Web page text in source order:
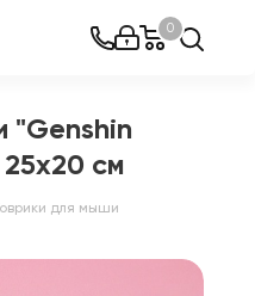
0
"Genshin
см
для мыши